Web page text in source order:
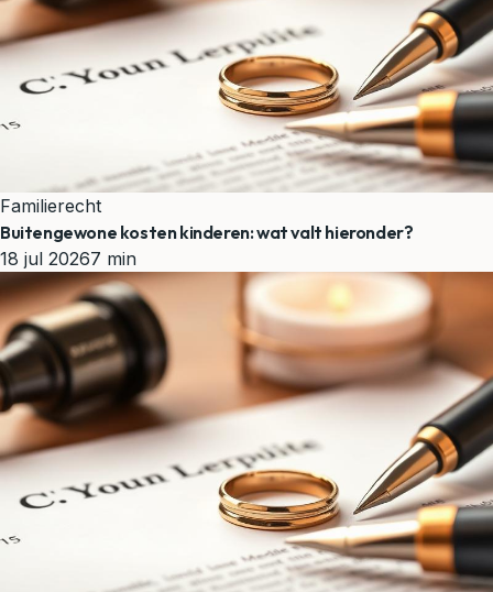
Familierecht
Buitengewone kosten kinderen: wat valt hieronder?
18 jul 20267 min